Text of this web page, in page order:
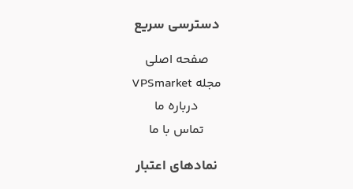
دسترسی سریع
صفحه اصلی
مجله VPSmarket
درباره ما
تماس با ما
نمادهای اعتبار